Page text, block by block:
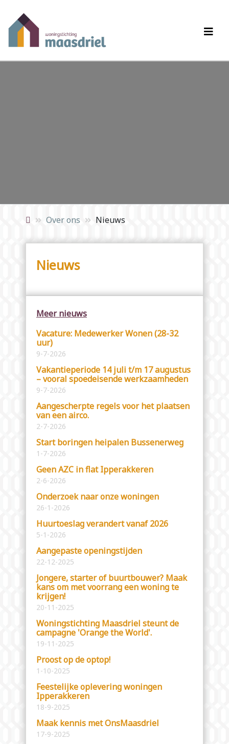
Over ons Nieuws
Nieuws
Meer nieuws
Vacature: Medewerker Wonen (28-32
uur)
9-7-2026
Vakantieperiode 14 juli t/m 17 augustus
– vooral spoedeisende werkzaamheden
9-7-2026
Aangescherpte regels voor het plaatsen
van een airco.
2-7-2026
Start boringen heipalen Bussenerweg
1-7-2026
Geen AZC in flat Ipperakkeren
2-6-2026
Onderzoek naar onze woningen
26-1-2026
Huurtoeslag verandert vanaf 2026
5-1-2026
Aangepaste openingstijden
22-12-2025
Jongere, starter of buurtbouwer? Maak
kans om met voorrang een woning te
krijgen!
20-11-2025
Woningstichting Maasdriel steunt de
campagne 'Orange the World'.
19-11-2025
Proost op de optop!
1-10-2025
Feestelijke oplevering woningen
Ipperakkeren
18-9-2025
Maak kennis met OnsMaasdriel
17-9-2025